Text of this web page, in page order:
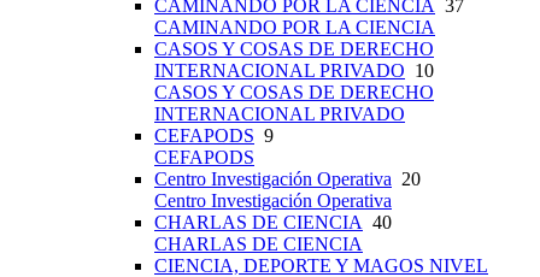
CAMINANDO POR LA CIENCIA 37
CAMINANDO POR LA CIENCIA
CASOS Y COSAS DE DERECHO
INTERNACIONAL PRIVADO 10
CASOS Y COSAS DE DERECHO
INTERNACIONAL PRIVADO
CEFAPODS 9
CEFAPODS
Centro Investigación Operativa 20
Centro Investigación Operativa
CHARLAS DE CIENCIA 40
CHARLAS DE CIENCIA
CIENCIA, DEPORTE Y MAGOS NIVEL